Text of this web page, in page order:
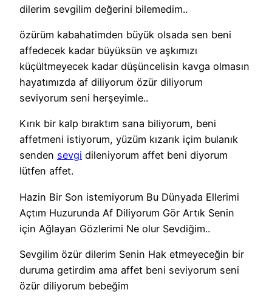
dilerim sevgilim değerini bilemedim..
özürüm kabahatimden büyük olsada sen beni
affedecek kadar büyüksün ve aşkımızı
küçültmeyecek kadar düşüncelisin kavga olmasın
hayatımızda af diliyorum özür diliyorum
seviyorum seni herşeyimle..
Kırık bir kalp bıraktım sana biliyorum, beni
affetmeni istiyorum, yüzüm kızarık içim bulanık
senden sevgi dileniyorum affet beni diyorum
lütfen affet.
Hazin Bir Son istemiyorum Bu Dünyada Ellerimi
Açtım Huzurunda Af Diliyorum Gör Artık Senin
için Ağlayan Gözlerimi Ne olur Sevdiğim..
Sevgilim özür dilerim Senin Hak etmeyeceğin bir
duruma getirdim ama affet beni seviyorum seni
özür diliyorum bebeğim